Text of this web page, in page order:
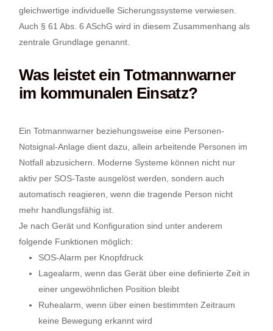
gleichwertige individuelle Sicherungssysteme verwiesen.
Auch § 61 Abs. 6 ASchG wird in diesem Zusammenhang als
zentrale Grundlage genannt.
Was leistet ein Totmannwarner
im kommunalen Einsatz?
Ein Totmannwarner beziehungsweise eine Personen-
Notsignal-Anlage dient dazu, allein arbeitende Personen im
Notfall abzusichern. Moderne Systeme können nicht nur
aktiv per SOS-Taste ausgelöst werden, sondern auch
automatisch reagieren, wenn die tragende Person nicht
mehr handlungsfähig ist.
Je nach Gerät und Konfiguration sind unter anderem
folgende Funktionen möglich:
SOS-Alarm per Knopfdruck
Lagealarm, wenn das Gerät über eine definierte Zeit in
einer ungewöhnlichen Position bleibt
Ruhealarm, wenn über einen bestimmten Zeitraum
keine Bewegung erkannt wird